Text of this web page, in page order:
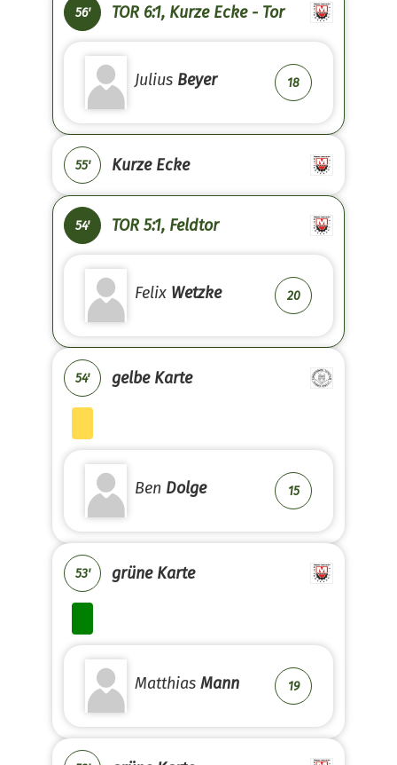
56' TOR 6:1, Kurze Ecke - Tor
Julius Beyer 18
55' Kurze Ecke
54' TOR 5:1, Feldtor
Felix Wetzke 20
54' gelbe Karte
Ben Dolge 15
53' grüne Karte
Matthias Mann 19